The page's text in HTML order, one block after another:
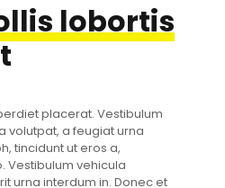
lobortis
placerat. Vestibulum
volutpat, a feugiat urna
tincidunt ut eros a,
Vestibulum vehicula
urna interdum in. Donec et